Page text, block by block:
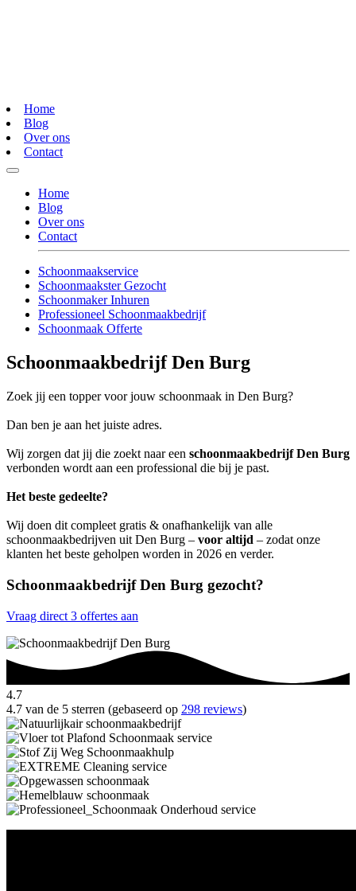
Home
Blog
Over ons
Contact
Home
Blog
Over ons
Contact
Schoonmaakservice
Schoonmaakster Gezocht
Schoonmaker Inhuren
Professioneel Schoonmaakbedrijf
Schoonmaak Offerte
Schoonmaakbedrijf Den Burg
Zoek jij een topper voor jouw schoonmaak in Den Burg?
Dan ben je aan het juiste adres.
Wij zorgen dat jij die zoekt naar een schoonmaakbedrijf Den Burg
verbonden wordt aan een professional die bij je past.
Het beste gedeelte?
Wij doen dit compleet gratis & onafhankelijk van alle
schoonmaakbedrijven uit Den Burg – voor altijd – zodat onze
klanten het beste geholpen worden in 2026 en verder.
Schoonmaakbedrijf Den Burg gezocht?
Vraag direct 3 offertes aan
4.7
4.7 van de 5 sterren (gebaseerd op 298 reviews)